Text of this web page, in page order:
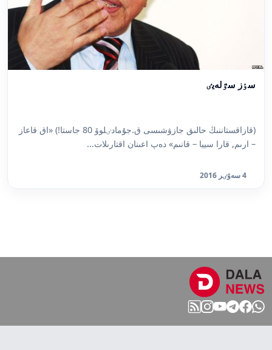
سٶز سٷلەيٸ
(قازاقستاننىڭ حالىق جازۋشىسى ق.جۇمادٸلوۆ 80 جاستا!) «اق قاعاز
– ارىم, قارا سييا – قانىم» دەپ اعىنان اقتارىلات...
4 سەۋٸر 2016